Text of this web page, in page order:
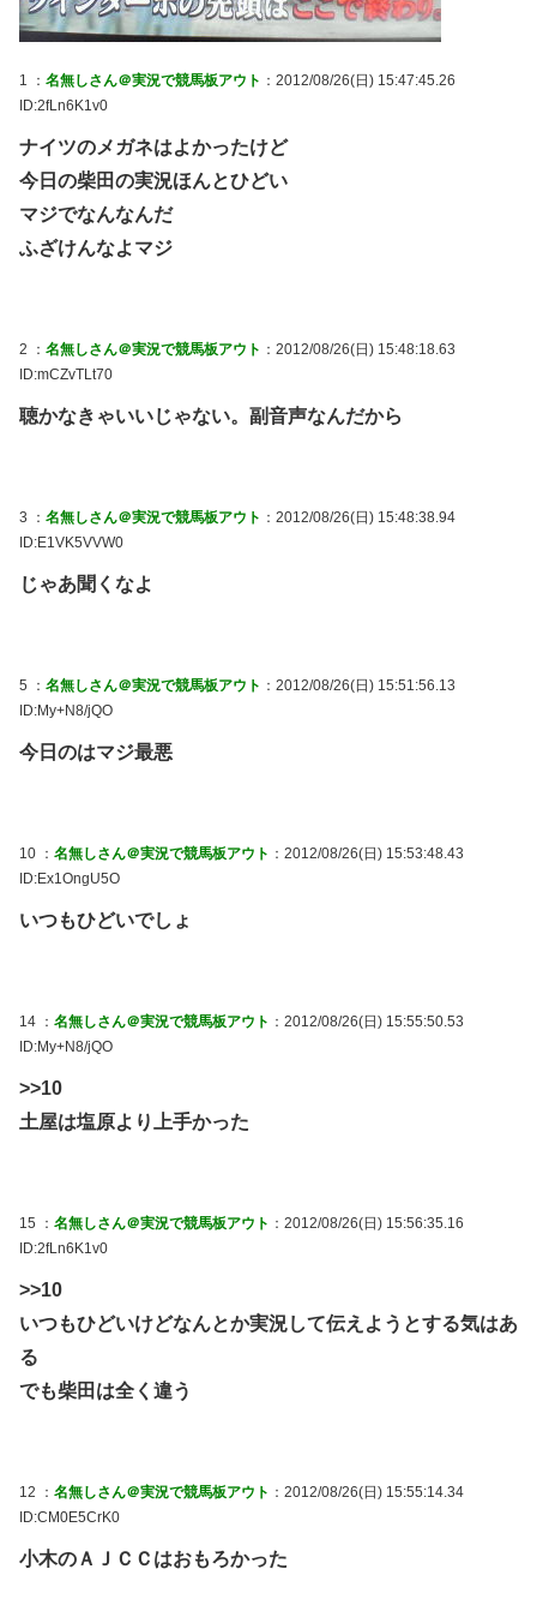
1 ： 名無しさん＠実況で競馬板アウト ：2012/08/26(日) 15:47:45.26
ID:2fLn6K1v0
ナイツのメガネはよかったけど
今日の柴田の実況ほんとひどい
マジでなんなんだ
ふざけんなよマジ
2 ： 名無しさん＠実況で競馬板アウト ：2012/08/26(日) 15:48:18.63
ID:mCZvTLt70
聴かなきゃいいじゃない。副音声なんだから
3 ： 名無しさん＠実況で競馬板アウト ：2012/08/26(日) 15:48:38.94
ID:E1VK5VVW0
じゃあ聞くなよ
5 ： 名無しさん＠実況で競馬板アウト ：2012/08/26(日) 15:51:56.13
ID:My+N8/jQO
今日のはマジ最悪
10 ： 名無しさん＠実況で競馬板アウト ：2012/08/26(日) 15:53:48.43
ID:Ex1OngU5O
いつもひどいでしょ
14 ： 名無しさん＠実況で競馬板アウト ：2012/08/26(日) 15:55:50.53
ID:My+N8/jQO
>>10
土屋は塩原より上手かった
15 ： 名無しさん＠実況で競馬板アウト ：2012/08/26(日) 15:56:35.16
ID:2fLn6K1v0
>>10
いつもひどいけどなんとか実況して伝えようとする気はあ
る
でも柴田は全く違う
12 ： 名無しさん＠実況で競馬板アウト ：2012/08/26(日) 15:55:14.34
ID:CM0E5CrK0
小木のＡＪＣＣはおもろかった